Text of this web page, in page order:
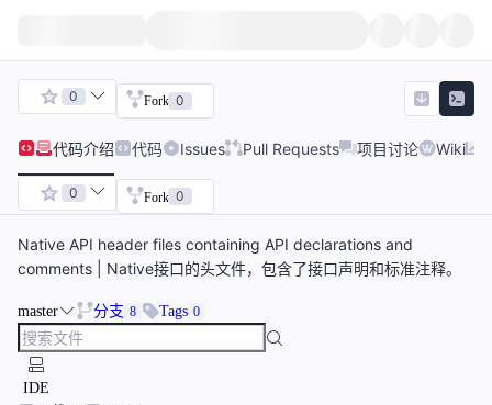
0 Fork 0
代码介绍 代码 Issues Pull Requests 项目讨论 Wiki
0 Fork 0
Native API header files containing API declarations and
comments | Native接口的头文件，包含了接口声明和标准注释。
master 分支 8 Tags 0
IDE